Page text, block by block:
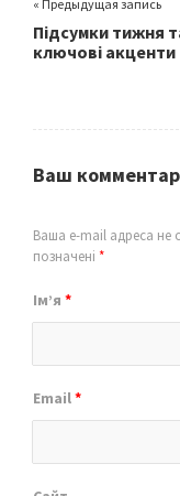
« Предыдущая запись
Підсумки тижня
ключові акценти
Ваш
Ваша e-mail адреса
позначені *
Ім’я *
Email*